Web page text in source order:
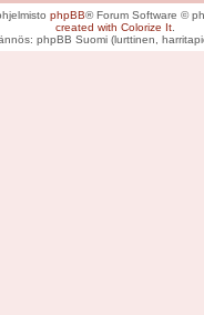
phpBB® Forum Software ©
created with Colorize It
phpBB Suomi (lurttinen,